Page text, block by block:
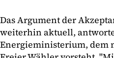
Das Argument der
weiterhin aktuell,
Energieministerium, dem